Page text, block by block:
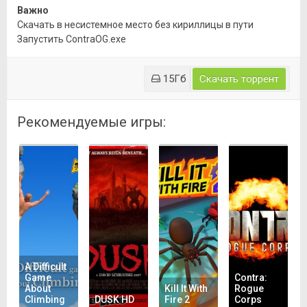
Важно
Скачать в несистемное место без кириллицы в пути
Запустить ContraOG.exe
15Гб Скачать торрент
Рекомендуемые игры:
A Difficult
Game
About
Climbing
DUSK HD
Kill It With
Fire 2
Contra:
Rogue
Corps